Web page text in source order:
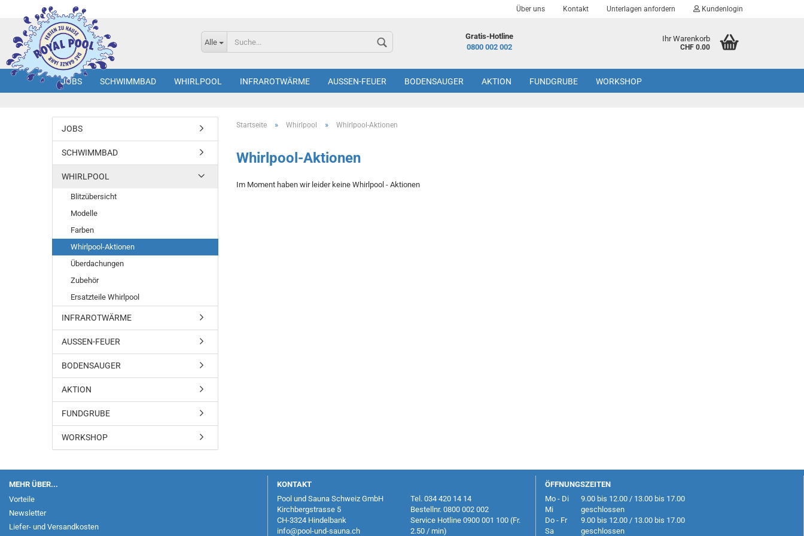
Über uns Kontakt Unterlagen anfordern Kundenlogin
Alle
Gratis-Hotline
0800 002 002
Ihr Warenkorb
CHF 0.00
JOBS SCHWIMMBAD WHIRLPOOL INFRAROTWÄRME AUSSEN-FEUER BODENSAUGER AKTION FUNDGRUBE WORKSHOP
Startseite » Whirlpool » Whirlpool-Aktionen
Whirlpool-Aktionen
Im Moment haben wir leider keine Whirlpool - Aktionen
JOBS
SCHWIMMBAD
WHIRLPOOL
Blitzübersicht
Modelle
Farben
Whirlpool-Aktionen
Überdachungen
Zubehör
Ersatzteile Whirlpool
INFRAROTWÄRME
AUSSEN-FEUER
BODENSAUGER
AKTION
FUNDGRUBE
WORKSHOP
MEHR ÜBER...
Vorteile
Newsletter
Liefer- und Versandkosten
KONTAKT
Pool und Sauna Schweiz GmbH
Kirchbergstrasse 5
CH-3324 Hindelbank
info@pool-und-sauna.ch
Tel.034 420 14 14
Bestellnr.0800 002 002
Service Hotline0900 001 100 (Fr.
2.50 / min)
ÖFFNUNGSZEITEN
Mo - Di
9.00 bis 12.00 / 13.00 bis 17.00
Mi
geschlossen
Do - Fr
9.00 bis 12.00 / 13.00 bis 17.00
Sa
geschlossen